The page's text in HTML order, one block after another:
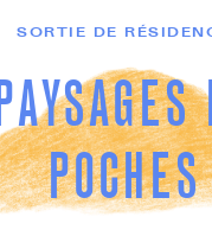
SORTIE DE
PAYSAGES
POCHES